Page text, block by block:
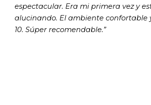
espectacular. Era mi primera vez y
alucinando. El ambiente confortable
10. Súper recomendable.”